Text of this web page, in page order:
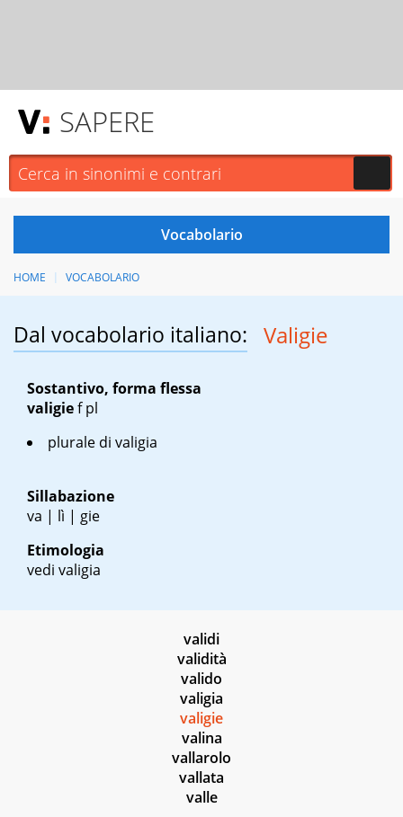
SAPERE
HOME VOCABOLARIO
Dal vocabolario italiano: Valigie
Sostantivo, forma flessa
valigief pl
plurale di valigia
Sillabazione
va | lì | gie
Etimologia
vedi valigia
validi
validità
valido
valigia
valigie
valina
vallarolo
vallata
valle